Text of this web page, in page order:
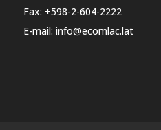
Fax: +598-2-604-2222
E-mail: info@ecomlac.lat